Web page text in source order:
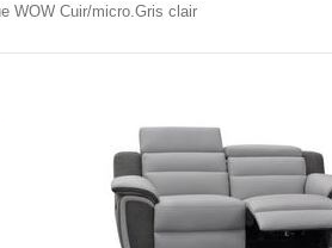
WOW Cuir/micro.Gris clair